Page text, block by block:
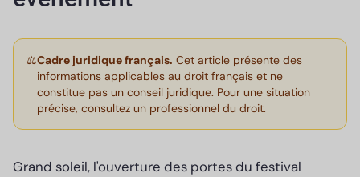
⚖️Cadre juridique français. Cet article présente des
informations applicables au droit français et ne
constitue pas un conseil juridique. Pour une situation
précise, consultez un professionnel du droit.
Grand soleil, l'ouverture des portes du festival